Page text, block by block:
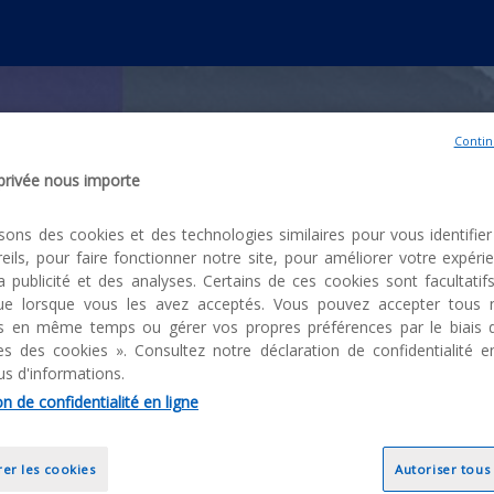
nos webinars et
enjeux business et des thèmes
Tous nos événements
nous importe
des cookies et des technologies similaires pour vous
pour faire fonctionner notre site, pour améliorer votre
publicité et des analyses. Certains de ces cookies sont
lorsque vous les avez acceptés. Vous pouvez accepter tous
en même temps ou gérer vos propres préférences par le biais
des cookies ». Consultez notre déclaration de confidentialité
d'informations.
de confidentialité en ligne
Autoriser tous
les cookies